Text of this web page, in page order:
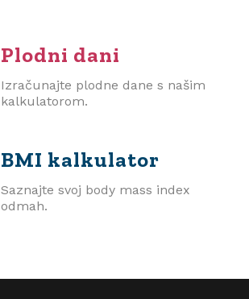
Plodni dani
Izračunajte plodne dane s našim
kalkulatorom.
BMI kalkulator
Saznajte svoj body mass index
odmah.